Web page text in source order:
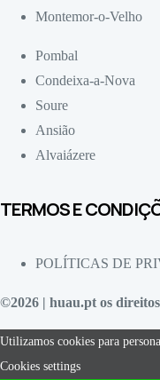
Montemor-o-Velho
Pombal
Condeixa-a-Nova
Soure
Ansião
Alvaiázere
TERMOS E
POLÍTICAS DE
©2026 | huau.pt os
Utilizamos cookies para
Cookies settings